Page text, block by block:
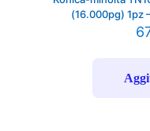
(16.000pg) 1pz